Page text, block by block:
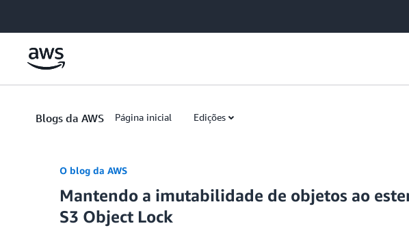
Blogs da AWS Página inicial Edições
O blog da AWS
Mantendo a imutabilidade de objetos ao
S3 Object Lock